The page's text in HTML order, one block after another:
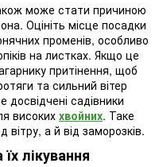
може стати причиною
Оцініть місце посадки
променів, особливо
на листках. Якщо це
притінення, щоб
та сильний вітер
садівники
високиххвойних. Таке
вітру, а й від заморозків.
лікування